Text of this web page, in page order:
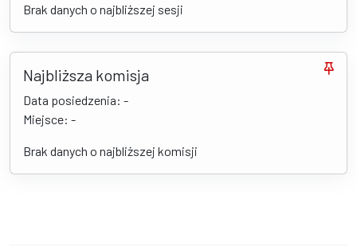
Brak danych o najbliższej sesji
Najbliższa komisja
Data posiedzenia: -
Miejsce: -
Brak danych o najbliższej komisji